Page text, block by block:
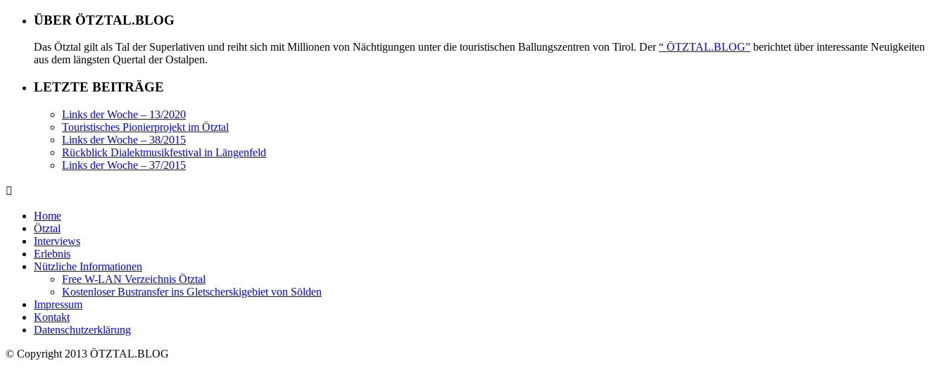
ÜBER ÖTZTAL.BLOG
Das Ötztal gilt als Tal der Superlativen und reiht sich mit Millionen von Nächtigungen unter die touristischen Ballungszentren von Tirol. Der“ ÖTZTAL.BLOG” berichtet über interessante Neuigkeiten
aus dem längsten Quertal der Ostalpen.
LETZTE BEITRÄGE
Links der Woche – 13/2020
Touristisches Pionierprojekt im Ötztal
Links der Woche – 38/2015
Rückblick Dialektmusikfestival in Längenfeld
Links der Woche – 37/2015
Home
Ötztal
Interviews
Erlebnis
Nützliche Informationen
Free W-LAN Verzeichnis Ötztal
Kostenloser Bustransfer ins Gletscherskigebiet von Sölden
Impressum
Kontakt
Datenschutzerklärung
© Copyright 2013 ÖTZTAL.BLOG